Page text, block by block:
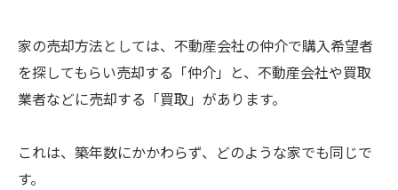
家の売却方法としては、不動産会社の仲介で購入希望者
を探してもらい売却する「仲介」と、不動産会社や買取
業者などに売却する「買取」があります。
これは、築年数にかかわらず、どのような家でも同じで
す。